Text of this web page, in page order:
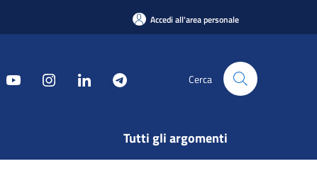
Accedi all'area personale
Cerca
Tutti gli argomenti